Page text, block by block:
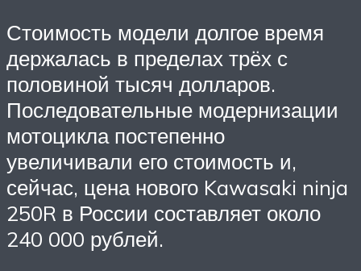
Стоимость модели долгое время
держалась в пределах трёх с
половиной тысяч долларов.
Последовательные модернизации
мотоцикла постепенно
увеличивали его стоимость и,
сейчас, цена нового Kawasaki ninja
250R в России составляет около
240 000 рублей.